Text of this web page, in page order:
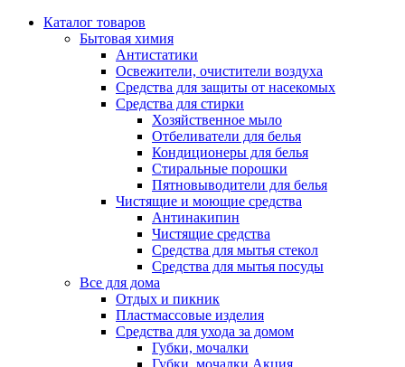
Каталог товаров
Бытовая химия
Антистатики
Освежители, очистители воздуха
Средства для защиты от насекомых
Средства для стирки
Хозяйственное мыло
Отбеливатели для белья
Кондиционеры для белья
Стиральные порошки
Пятновыводители для белья
Чистящие и моющие средства
Антинакипин
Чистящие средства
Средства для мытья стекол
Средства для мытья посуды
Все для дома
Отдых и пикник
Пластмассовые изделия
Средства для ухода за домом
Губки, мочалки
Губки, мочалки Акция